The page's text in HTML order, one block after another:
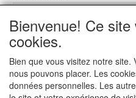
S'inscrire
Mot de passe oublié ?
Bienvenue! Ce
cookies.
Bien que vous visitez notre site.
nous pouvons placer. Les
données personnelles. Les